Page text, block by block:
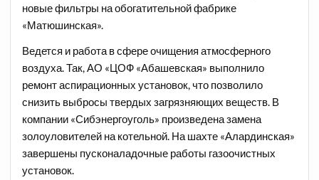
новые фильтры на обогатительной фабрике
«Матюшинская».
Ведется и работа в сфере очищения атмосферного
воздуха. Так, АО «ЦОФ «Абашевская» выполнило
ремонт аспирационных установок, что позволило
снизить выбросы твердых загрязняющих веществ. В
компании «Сибэнергоуголь» произведена замена
золоуловителей на котельной. На шахте «Алардинская»
завершены пусконаладочные работы газоочистных
установок.